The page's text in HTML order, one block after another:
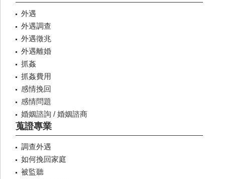
外遇
外遇調查
外遇徵兆
外遇離婚
抓姦
抓姦費用
感情挽回
感情問題
婚姻諮詢 / 婚姻諮商
蒐證專業
調查外遇
如何挽回家庭
被監聽